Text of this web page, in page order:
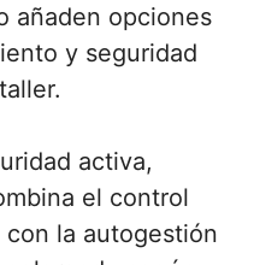
añaden opciones
y seguridad
activa,
el control
la autogestión